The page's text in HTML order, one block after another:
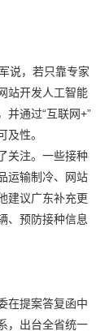
说，若只靠专家
站开发人工智能
并通过“互联网+”
及性。
关注。一些接种
运输制冷、网站
建议广东补充更
、预防接种信息
在提案答复函中
，出台全省统一